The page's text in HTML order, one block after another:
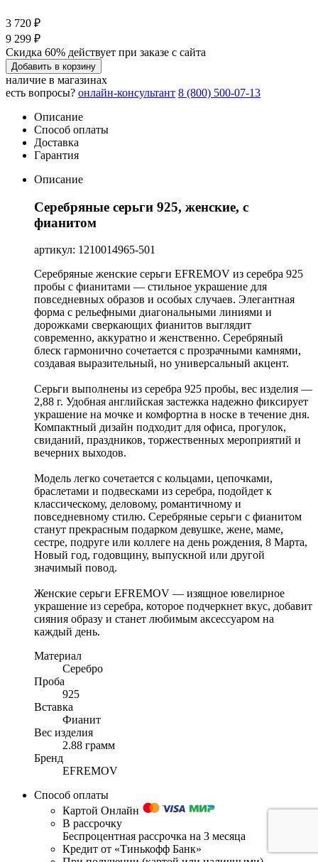
3 720 ₽
9 299 ₽
Скидка 60% действует при заказе с сайта
Добавить в корзину
наличие в магазинах
есть вопросы? онлайн-консультант 8 (800) 500-07-13
Описание
Способ оплаты
Доставка
Гарантия
Описание
Серебряные серьги 925, женские, с
фианитом
артикул: 1210014965-501
Серебряные женские серьги EFREMOV из серебра 925
пробы с фианитами — стильное украшение для
повседневных образов и особых случаев. Элегантная
форма с рельефными диагональными линиями и
дорожками сверкающих фианитов выглядит
современно, аккуратно и женственно. Серебряный
блеск гармонично сочетается с прозрачными камнями,
создавая выразительный, но универсальный акцент.
Серьги выполнены из серебра 925 пробы, вес изделия —
2,88 г. Удобная английская застежка надежно фиксирует
украшение на мочке и комфортна в носке в течение дня.
Компактный дизайн подходит для офиса, прогулок,
свиданий, праздников, торжественных мероприятий и
вечерних выходов.
Модель легко сочетается с кольцами, цепочками,
браслетами и подвесками из серебра, подойдет к
классическому, деловому, романтичному и
повседневному стилю. Серебряные серьги с фианитом
станут прекрасным подарком девушке, жене, маме,
сестре, подруге или коллеге на день рождения, 8 Марта,
Новый год, годовщину, выпускной или другой
значимый повод.
Женские серьги EFREMOV — изящное ювелирное
украшение из серебра, которое подчеркнет вкус, добавит
сияния образу и станет любимым аксессуаром на
каждый день.
Материал
Серебро
Проба
925
Вставка
Фианит
Вес изделия
2.88 грамм
Бренд
EFREMOV
Способ оплаты
Картой Онлайн
В рассрочку
Беспроцентная рассрочка на 3 месяца
Кредит от «Тинькофф Банк»